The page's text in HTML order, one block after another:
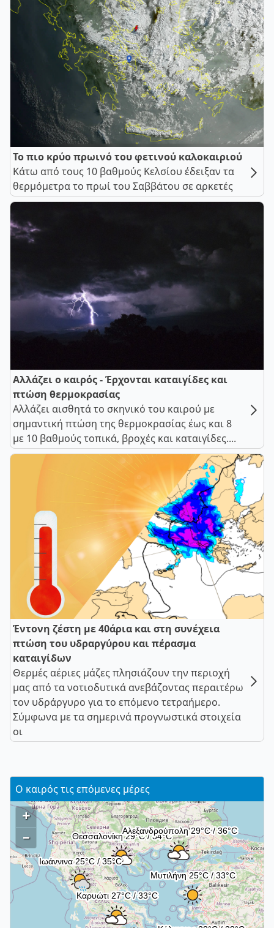
Το πιο κρύο πρωινό του φετινού καλοκαιριού
Κάτω από τους 10 βαθμούς Κελσίου έδειξαν τα
θερμόμετρα το πρωί του Σαββάτου σε αρκετές
Αλλάζει ο καιρός - Έρχονται καταιγίδες και
πτώση θερμοκρασίας
Αλλάζει αισθητά το σκηνικό του καιρού με
σημαντική πτώση της θερμοκρασίας έως και 8
με 10 βαθμούς τοπικά, βροχές και καταιγίδες....
Έντονη ζέστη με 40άρια και στη συνέχεια
πτώση του υδραργύρου και πέρασμα
καταιγίδων
Θερμές αέριες μάζες πλησιάζουν την περιοχή
μας από τα νοτιοδυτικά ανεβάζοντας περαιτέρω
τον υδράργυρο για το επόμενο τετραήμερο.
Σύμφωνα με τα σημερινά προγνωστικά στοιχεία
οι
Ο καιρός τις επόμενες μέρες
+
–